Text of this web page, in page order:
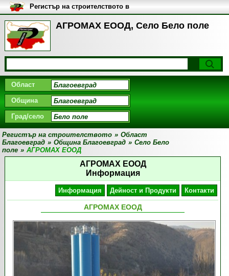
АГРОМАХ ЕООД, Село Бело поле
Регистър на строителството в
България
Област
Община
Град/село
Регистър на строителството » Област
Благоевград » Община Благоевград » Село Бело
поле » АГРОМАХ ЕООД
АГРОМАХ ЕООД
Информация
Информация Дейност и Продукти Контакти
АГРОМАХ ЕООД